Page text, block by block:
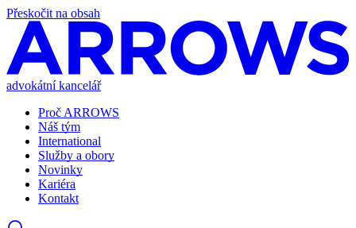
Přeskočit na obsah
advokátní kancelář
Proč ARROWS
Náš tým
International
Služby a obory
Novinky
Kariéra
Kontakt